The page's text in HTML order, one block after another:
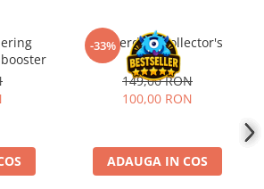
TCG
-33%
Aetherdrift Collector's
Booster
149,00 RON
100,00 RON
ADAUGA IN COS